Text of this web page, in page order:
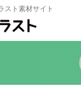
スト素材サイト